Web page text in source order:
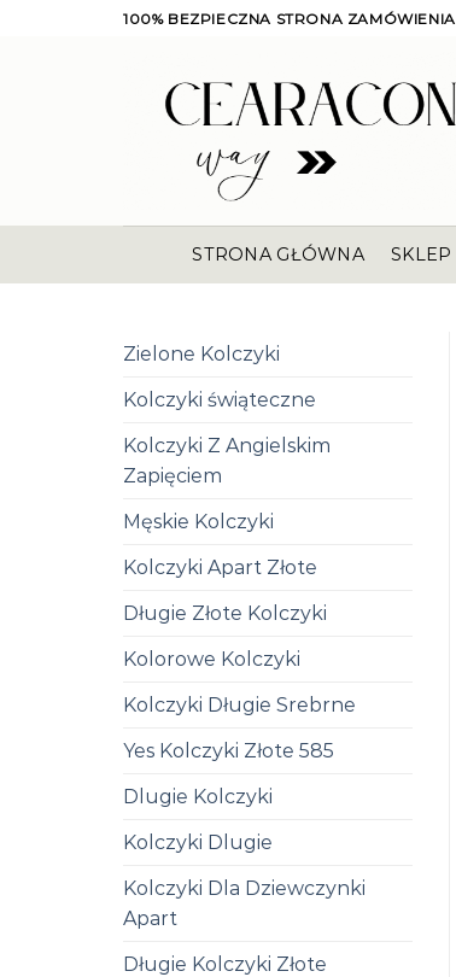
100% BEZPIECZNA STRONA ZAMÓWIENIA
STRONA GŁÓWNA SKLEP
Zielone Kolczyki
Kolczyki świąteczne
Kolczyki Z Angielskim
Zapięciem
Męskie Kolczyki
Kolczyki Apart Złote
Długie Złote Kolczyki
Kolorowe Kolczyki
Kolczyki Długie Srebrne
Yes Kolczyki Złote 585
Dlugie Kolczyki
Kolczyki Dlugie
Kolczyki Dla Dziewczynki
Apart
Długie Kolczyki Złote